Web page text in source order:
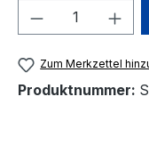
Produkt
Zum Merkzettel
Produktnummer: